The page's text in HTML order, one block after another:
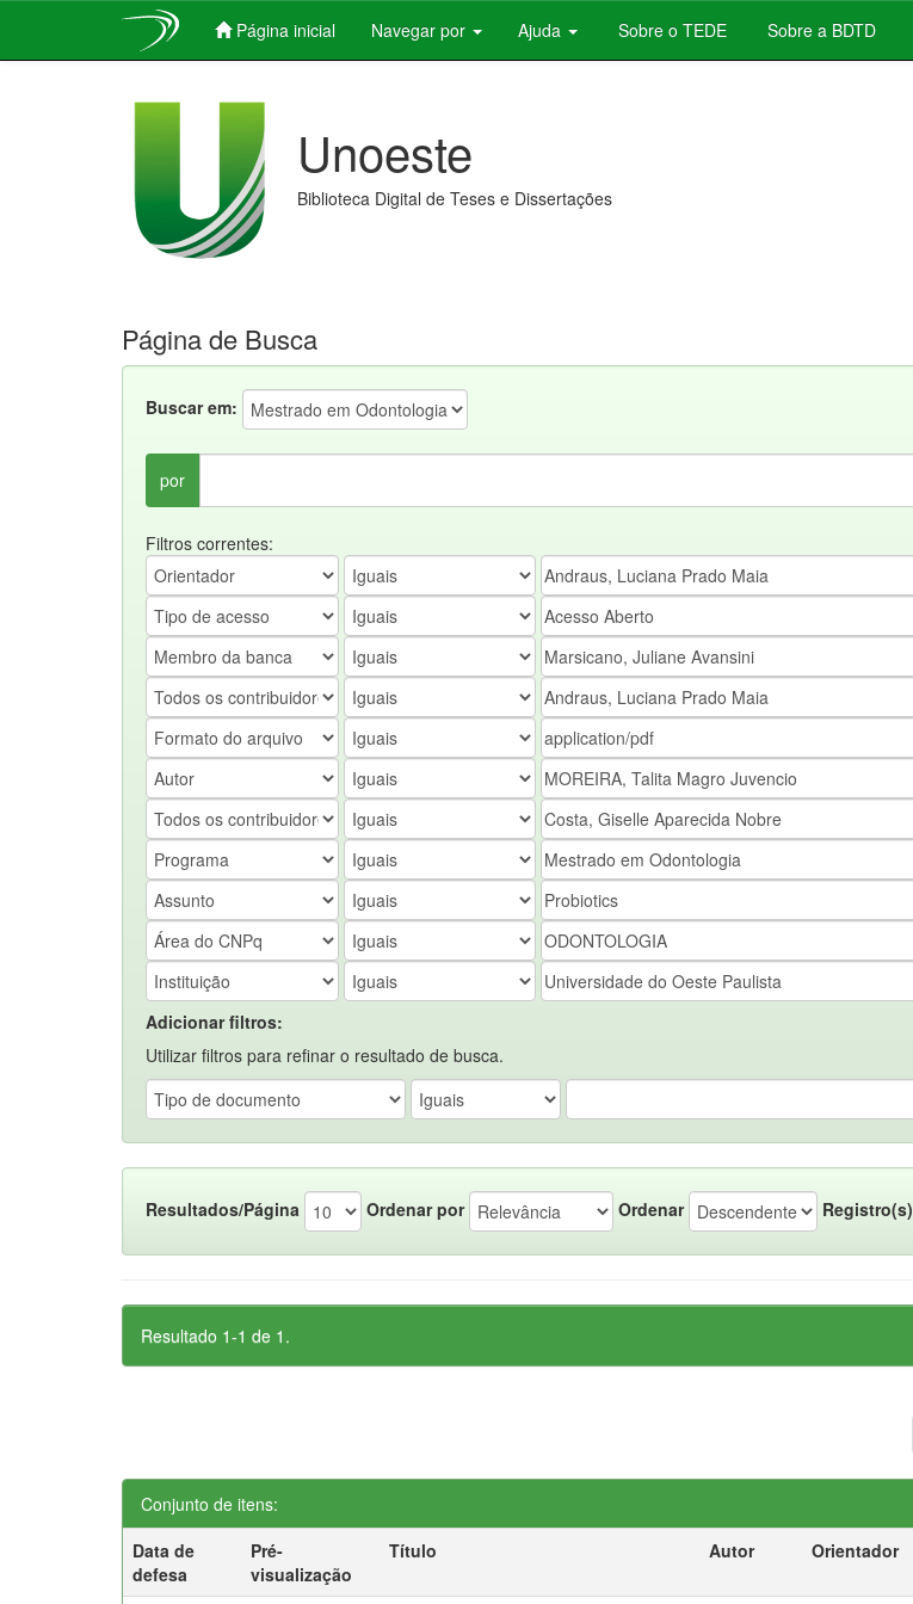
Página inicial Navegar por Ajuda Sobre o TEDE Sobre a BDTD
Unoeste
Biblioteca Digital de Teses e Dissertações
Página de Busca
Buscar em:
por
Filtros correntes:
Adicionar filtros:
Utilizar filtros para refinar o resultado de busca.
Resultados/Página Ordenar por Ordenar Registro(s)
Resultado 1-1 de 1.
Conjunto de itens:
Data de
defesa
Pré-
visualização
Título Autor Orientador